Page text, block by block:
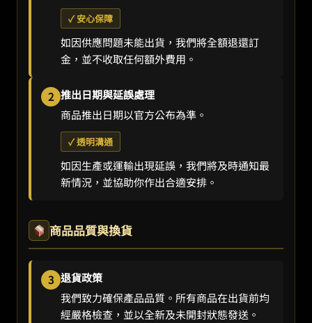
✓ 安心保障
如因供應問題未能出貨，我們將全額退還訂
金，並不收取任何額外費用。
2 推出日期與延誤處理
商品推出日期以官方公布為準。
✓ 透明溝通
如因生產或運輸出現延誤，我們將及時通知最
新情況，並協助你作出合適安排。
商品品質與換貨
3 退貨政策
我們致力確保產品品質。所有商品在出貨前均
經嚴格檢查，並以全新及未開封狀態發送。